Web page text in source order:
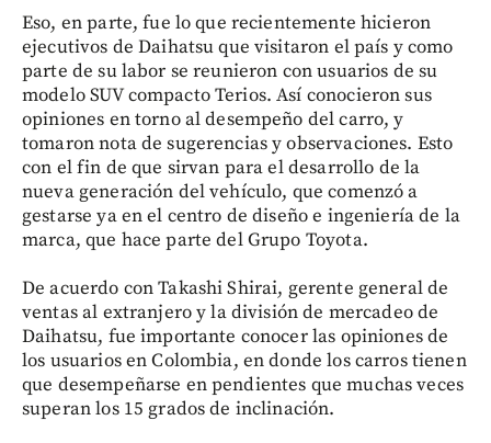
Eso, en parte, fue lo que recientemente hicieron
ejecutivos de Daihatsu que visitaron el país y como
parte de su labor se reunieron con usuarios de su
modelo SUV compacto Terios. Así conocieron sus
opiniones en torno al desempeño del carro, y
tomaron nota de sugerencias y observaciones. Esto
con el fin de que sirvan para el desarrollo de la
nueva generación del vehículo, que comenzó a
gestarse ya en el centro de diseño e ingeniería de la
marca, que hace parte del Grupo Toyota.
De acuerdo con Takashi Shirai, gerente general de
ventas al extranjero y la división de mercadeo de
Daihatsu, fue importante conocer las opiniones de
los usuarios en Colombia, en donde los carros tienen
que desempeñarse en pendientes que muchas veces
superan los 15 grados de inclinación.